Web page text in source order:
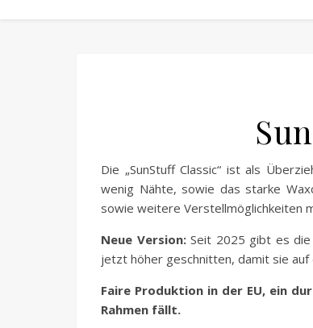
Die „SunStuff Classic“ ist als
wenig Nähte, sowie das starke
sowie weitere Verstellmöglichkeiten
Neue Version:Seit 2025 gibt es die
jetzt höher geschnitten, damit sie
Faire Produktion in der EU, ein
Rahmen fällt.